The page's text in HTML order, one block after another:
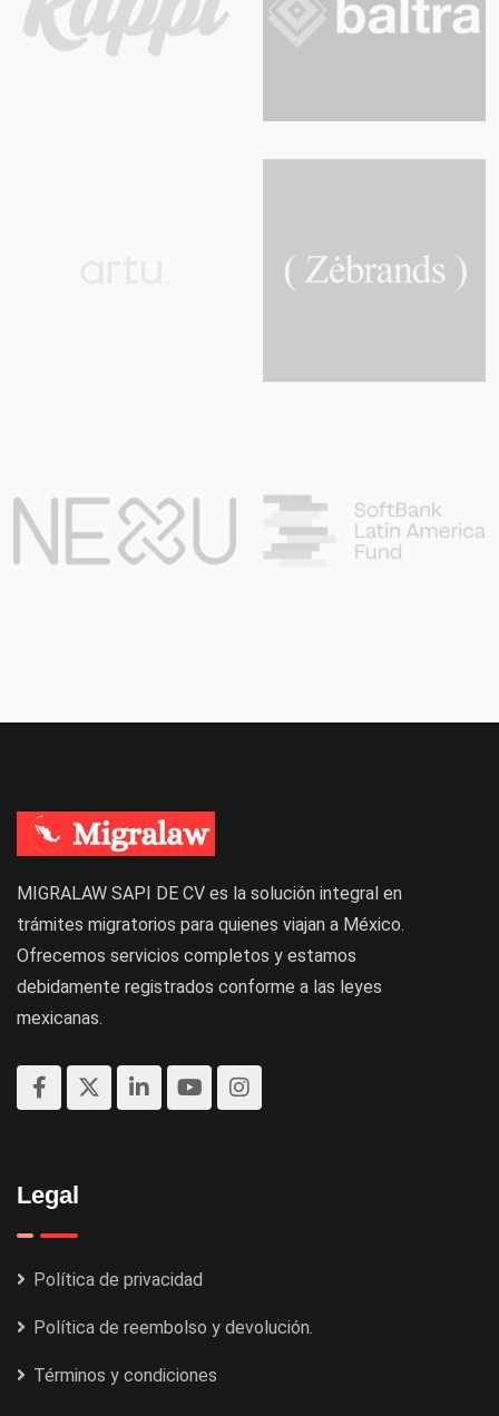
MIGRALAW SAPI DE CV es la solución integral en
trámites migratorios para quienes viajan a México.
Ofrecemos servicios completos y estamos
debidamente registrados conforme a las leyes
mexicanas.
Legal
Política de privacidad
Política de reembolso y devolución.
Términos y condiciones